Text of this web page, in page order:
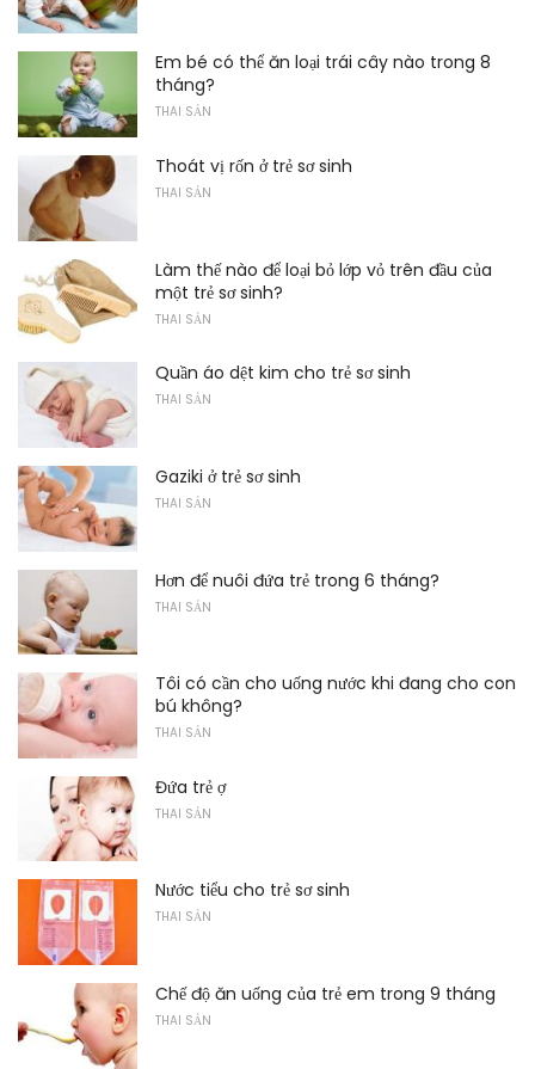
Em bé có thể ăn loại trái cây nào trong 8
tháng?
THAI SẢN
Thoát vị rốn ở trẻ sơ sinh
THAI SẢN
Làm thế nào để loại bỏ lớp vỏ trên đầu của
một trẻ sơ sinh?
THAI SẢN
Quần áo dệt kim cho trẻ sơ sinh
THAI SẢN
Gaziki ở trẻ sơ sinh
THAI SẢN
Hơn để nuôi đứa trẻ trong 6 tháng?
THAI SẢN
Tôi có cần cho uống nước khi đang cho con
bú không?
THAI SẢN
Đứa trẻ ợ
THAI SẢN
Nước tiểu cho trẻ sơ sinh
THAI SẢN
Chế độ ăn uống của trẻ em trong 9 tháng
THAI SẢN